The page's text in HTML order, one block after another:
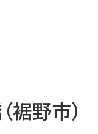
裾野市）